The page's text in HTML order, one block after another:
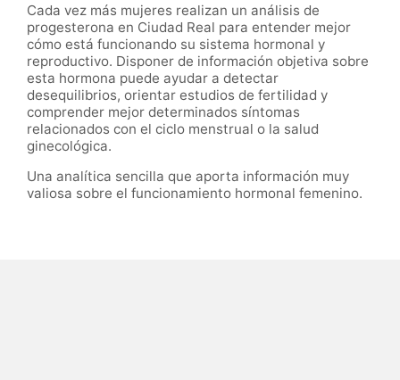
Cada vez más mujeres realizan un análisis de
progesterona en Ciudad Real para entender mejor
cómo está funcionando su sistema hormonal y
reproductivo. Disponer de información objetiva sobre
esta hormona puede ayudar a detectar
desequilibrios, orientar estudios de fertilidad y
comprender mejor determinados síntomas
relacionados con el ciclo menstrual o la salud
ginecológica.
Una analítica sencilla que aporta información muy
valiosa sobre el funcionamiento hormonal femenino.